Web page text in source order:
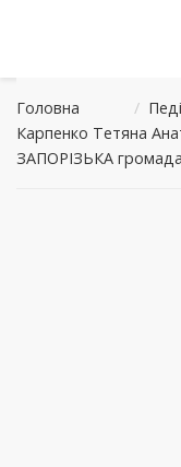
Головна /
Карпенко Тетяна
ЗАПОРІЗЬКА громада